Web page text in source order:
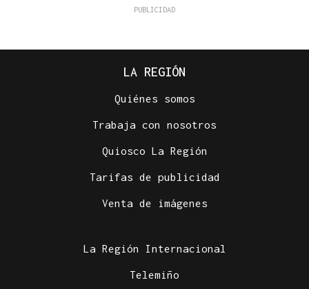
LA REGIÓN
Quiénes somos
Trabaja con nosotros
Quiosco La Región
Tarifas de publicidad
Venta de imágenes
La Región Internacional
Telemiño